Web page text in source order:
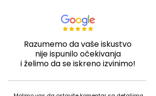
Razumemo da vaše iskustvo
nije ispunilo očekivanja
i želimo da se iskreno izvinimo!